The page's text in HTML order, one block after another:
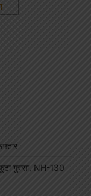
फूटा गुस्सा, NH-130